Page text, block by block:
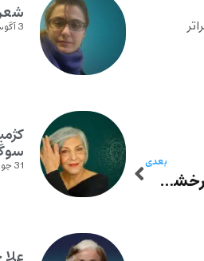
بعدی
ساختار خانواده آخوندی در رمان «درخشش چشمان کف دستم» – قبادآذرآیین: راوی این رمان یک شورشی است
3 آگوست 2026
31 جولای 2026